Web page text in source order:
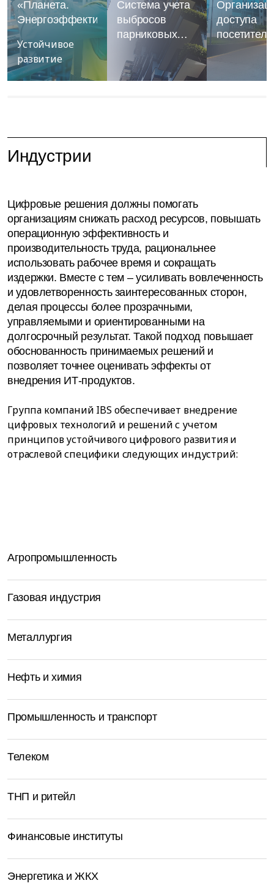
«Планета.
Энергоэффективность»
Устойчивое
развитие
Система учета
выбросов
парниковых
доступа
Индустрии
Цифровые решения должны помогать
организациям снижать расход ресурсов, повышать
операционную эффективность и
производительность труда, рациональнее
использовать рабочее время и сокращать
издержки. Вместе с тем – усиливать вовлеченность
и удовлетворенность заинтересованных сторон,
делая процессы более прозрачными,
управляемыми и ориентированными на
долгосрочный результат. Такой подход повышает
обоснованность принимаемых решений и
позволяет точнее оценивать эффекты от
внедрения ИТ-продуктов.
Группа компаний IBS обеспечивает внедрение
цифровых технологий и решений с учетом
принципов устойчивого цифрового развития и
отраслевой специфики следующих индустрий:
Агропромышленность
Газовая индустрия
Металлургия
Нефть и химия
Промышленность и транспорт
Телеком
ТНП и ритейл
Финансовые институты
Энергетика и ЖКХ